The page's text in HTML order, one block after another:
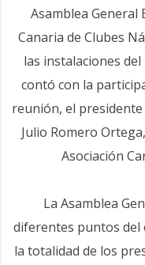
Asamblea General
Canaria de Clubes
las instalaciones
contó con la
reunión, el presidente
Julio Romero
Asociación
La Asamblea
diferentes puntos del
la totalidad de los